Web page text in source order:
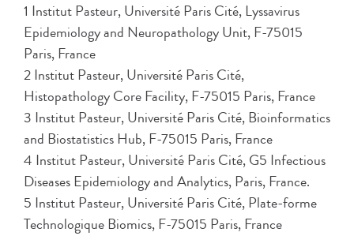
1 Institut Pasteur, Université Paris Cité, Lyssavirus
Epidemiology and Neuropathology Unit, F-75015
Paris, France
2 Institut Pasteur, Université Paris Cité,
Histopathology Core Facility, F-75015 Paris, France
3 Institut Pasteur, Université Paris Cité, Bioinformatics
and Biostatistics Hub, F-75015 Paris, France
4 Institut Pasteur, Université Paris Cité, G5 Infectious
Diseases Epidemiology and Analytics, Paris, France.
5 Institut Pasteur, Université Paris Cité, Plate-forme
Technologique Biomics, F-75015 Paris, France